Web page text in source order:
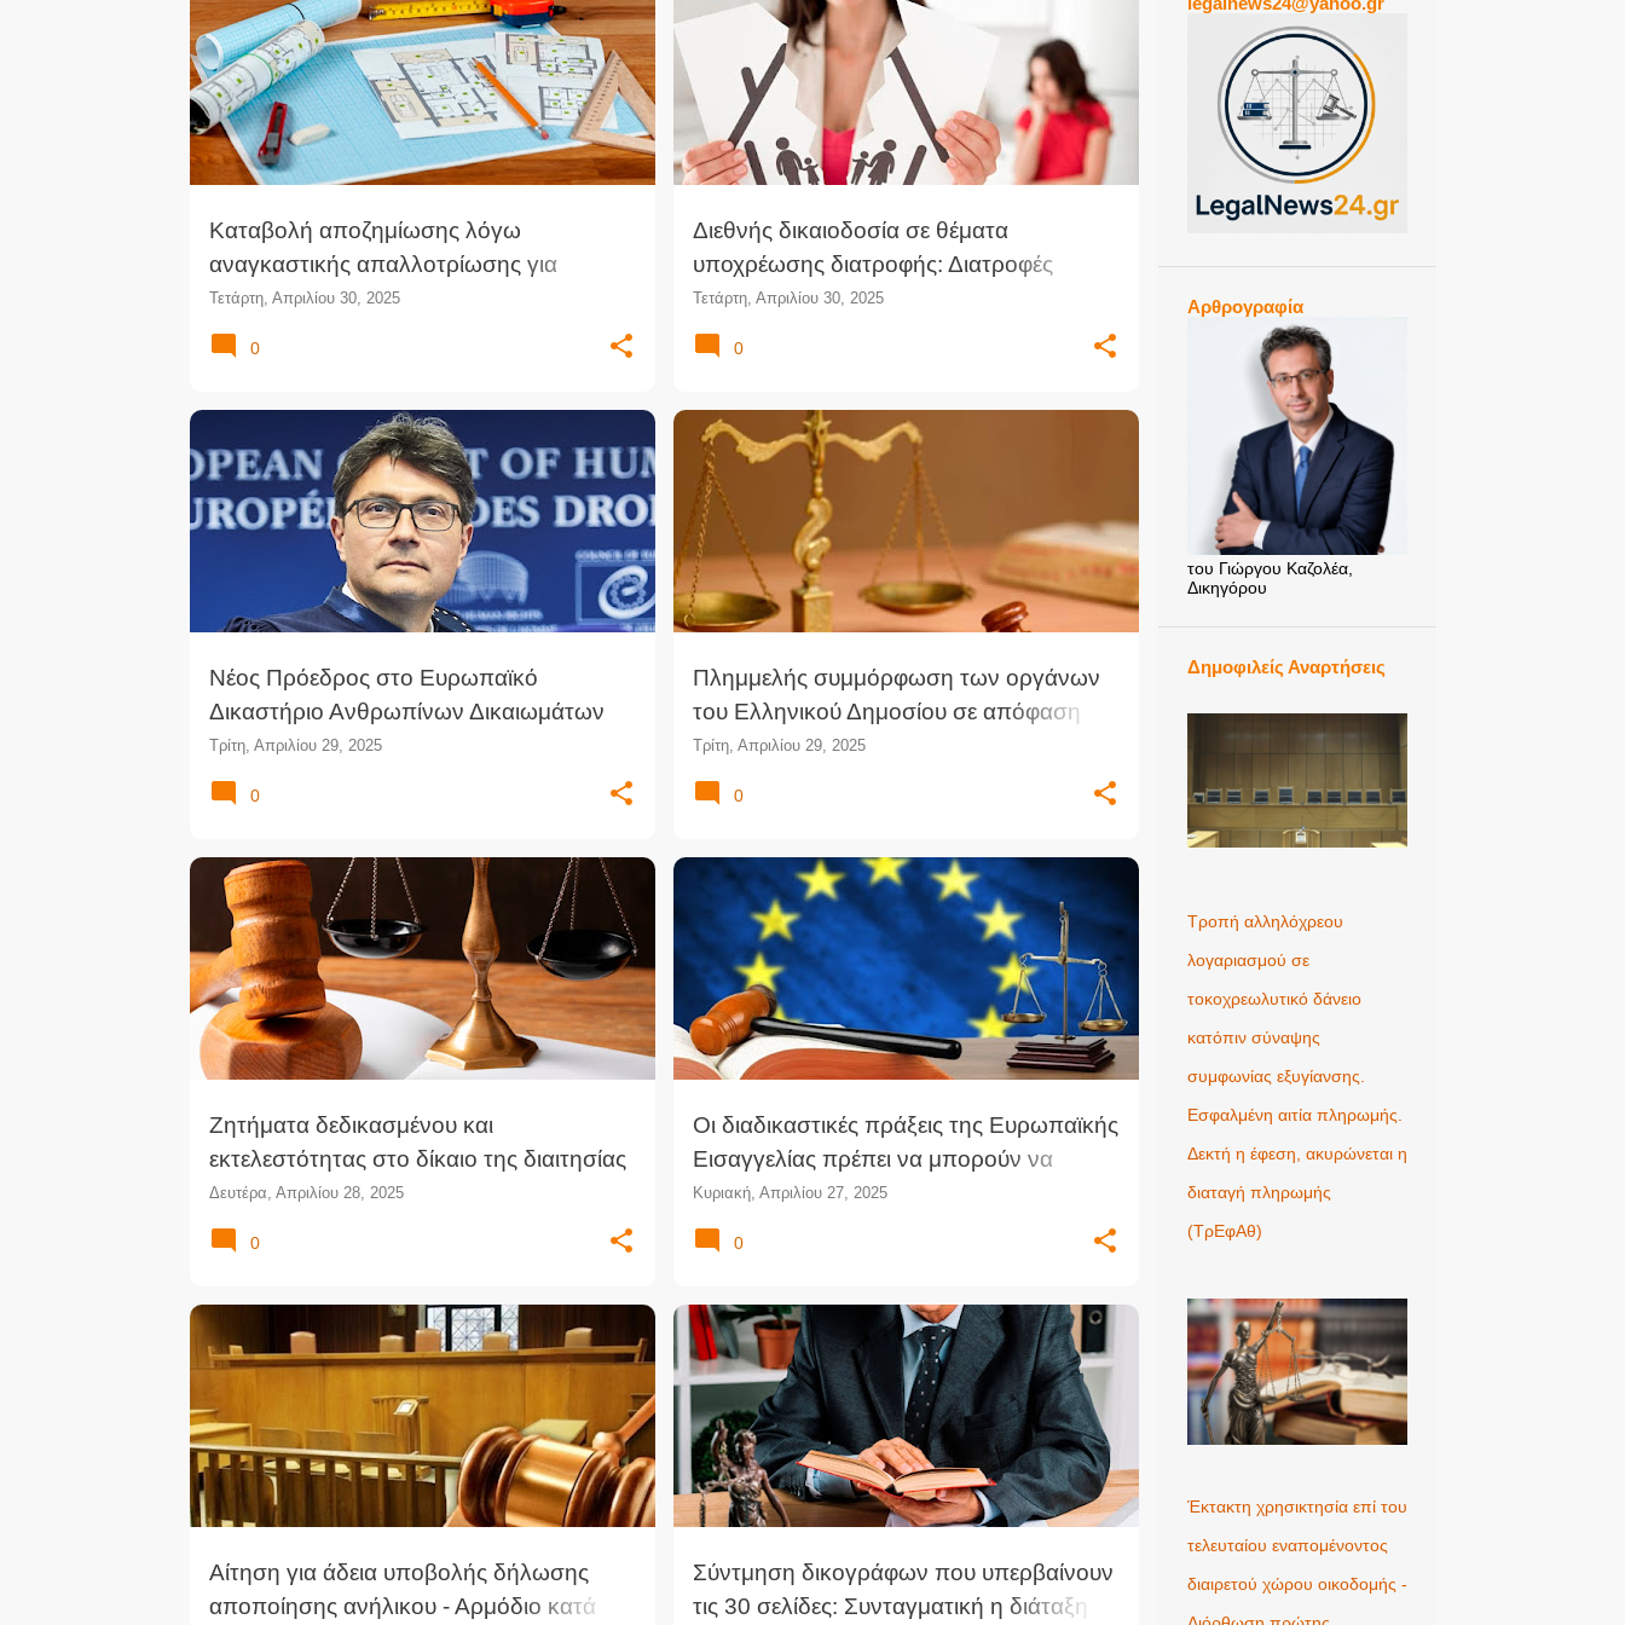
ν
α
ρ
τ
ή
σ
Καταβολή αποζημίωσης λόγω
αναγκαστικής απαλλοτρίωσης για
λόγους δημόσιας ωφέλειας (ΣτΠ)
Τετάρτη, Απριλίου 30, 2025
0
Διεθνής δικαιοδοσία σε θέματα
υποχρέωσης διατροφής: Διατροφές
επιδικασθείσες με απόφαση δικαστηρίου
τρίτου κράτους - Αγωγή μεταρρύθμισης
της απόφασης (ΔΕΕ)
Τετάρτη, Απριλίου 30, 2025
0
Νέος Πρόεδρος στο Ευρωπαϊκό
Δικαστήριο Ανθρωπίνων Δικαιωμάτων
Τρίτη, Απριλίου 29, 2025
0
Πλημμελής συμμόρφωση των οργάνων
του Ελληνικού Δημοσίου σε απόφαση
του Γενικού Δικαστηρίου της Ευρωπαϊκής
Ένωσης (ΔΕφΑθ)
Τρίτη, Απριλίου 29, 2025
0
Ζητήματα δεδικασμένου και
εκτελεστότητας στο δίκαιο της διαιτησίας
Δευτέρα, Απριλίου 28, 2025
0
Οι διαδικαστικές πράξεις της Ευρωπαϊκής
Εισαγγελίας πρέπει να μπορούν να
υποβληθούν σε δικαστικό έλεγχο (ΔΕΕ)
Κυριακή, Απριλίου 27, 2025
0
Αίτηση για άδεια υποβολής δήλωσης
αποποίησης ανήλικου - Αρμόδιο κατά
Σύντμηση δικογράφων που υπερβαίνουν
τις 30 σελίδες: Συνταγματική η διάταξη
Αρθρογραφία
του Γιώργου Καζολέα,
Δικηγόρου
Δημοφιλείς Αναρτήσεις
Τροπή αλληλόχρεου
λογαριασμού σε
τοκοχρεωλυτικό δάνειο
κατόπιν σύναψης
συμφωνίας εξυγίανσης.
Εσφαλμένη αιτία πληρωμής.
Δεκτή η έφεση, ακυρώνεται η
διαταγή πληρωμής
(ΤρΕφΑθ)
Έκτακτη χρησικτησία επί του
τελευταίου εναπομένοντος
διαιρετού χώρου οικοδομής -